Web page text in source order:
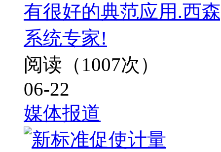
有很好的典范应用.西
系统专家!
阅读（1007次）
06-22
媒体报道